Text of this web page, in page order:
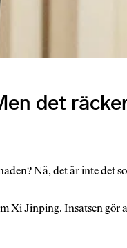
det
Nä, det är inte det
Xi Jinping. Insatsen gör